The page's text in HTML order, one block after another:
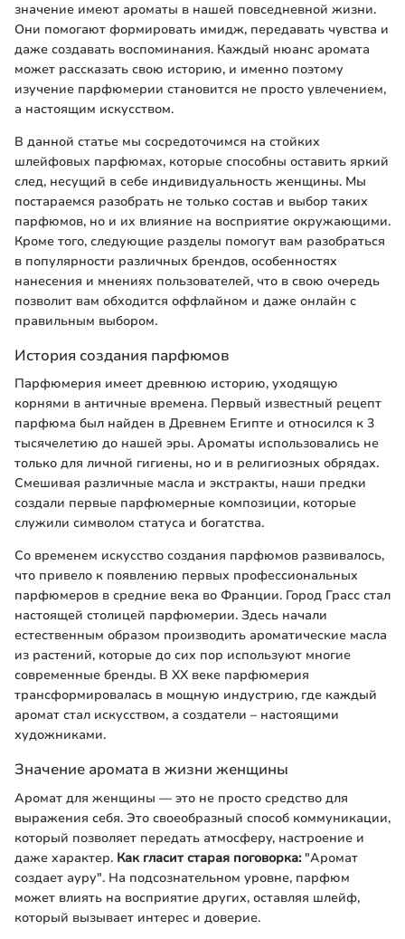
значение имеют ароматы в нашей повседневной жизни.
Они помогают формировать имидж, передавать чувства и
даже создавать воспоминания. Каждый нюанс аромата
может рассказать свою историю, и именно поэтому
изучение парфюмерии становится не просто увлечением,
а настоящим искусством.
В данной статье мы сосредоточимся на стойких
шлейфовых парфюмах, которые способны оставить яркий
след, несущий в себе индивидуальность женщины. Мы
постараемся разобрать не только состав и выбор таких
парфюмов, но и их влияние на восприятие окружающими.
Кроме того, следующие разделы помогут вам разобраться
в популярности различных брендов, особенностях
нанесения и мнениях пользователей, что в свою очередь
позволит вам обходится оффлайном и даже онлайн с
правильным выбором.
История создания парфюмов
Парфюмерия имеет древнюю историю, уходящую
корнями в античные времена. Первый известный рецепт
парфюма был найден в Древнем Египте и относился к 3
тысячелетию до нашей эры. Ароматы использовались не
только для личной гигиены, но и в религиозных обрядах.
Смешивая различные масла и экстракты, наши предки
создали первые парфюмерные композиции, которые
служили символом статуса и богатства.
Со временем искусство создания парфюмов развивалось,
что привело к появлению первых профессиональных
парфюмеров в средние века во Франции. Город Грасс стал
настоящей столицей парфюмерии. Здесь начали
естественным образом производить ароматические масла
из растений, которые до сих пор используют многие
современные бренды. В XX веке парфюмерия
трансформировалась в мощную индустрию, где каждый
аромат стал искусством, а создатели – настоящими
художниками.
Значение аромата в жизни женщины
Аромат для женщины — это не просто средство для
выражения себя. Это своеобразный способ коммуникации,
который позволяет передать атмосферу, настроение и
даже характер. Как гласит старая поговорка:"Аромат
создает ауру". На подсознательном уровне, парфюм
может влиять на восприятие других, оставляя шлейф,
который вызывает интерес и доверие.